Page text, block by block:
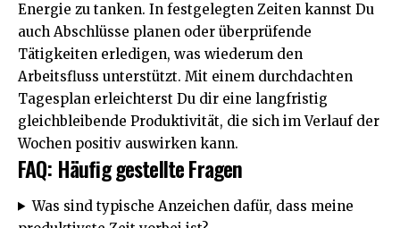
Energie zu tanken. In festgelegten Zeiten kannst Du
auch Abschlüsse planen oder überprüfende
Tätigkeiten erledigen, was wiederum den
Arbeitsfluss unterstützt. Mit einem durchdachten
Tagesplan erleichterst Du dir eine langfristig
gleichbleibende Produktivität, die sich im Verlauf der
Wochen positiv auswirken kann.
FAQ: Häufig gestellte Fragen
Was sind typische Anzeichen dafür, dass meine